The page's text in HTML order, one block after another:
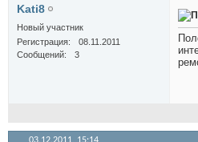
Kati8
Новый участник
Регистрация
08.11.2011
Сообщений
3